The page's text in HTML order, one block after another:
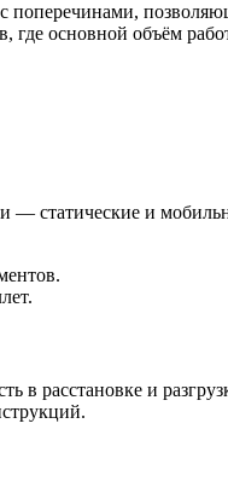
поперечинами,
основной объём
статические и
в расстановке и